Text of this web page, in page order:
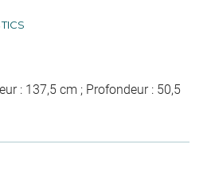
: 137,5 cm ; Profondeur : 50,5